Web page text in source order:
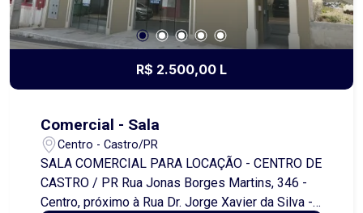
R$ 2.500,00 L
Comercial - Sala
Centro - Castro/PR
SALA COMERCIAL PARA LOCAÇÃO - CENTRO DE
CASTRO / PR Rua Jonas Borges Martins, 346 -
Centro, próximo à Rua Dr. Jorge Xavier da Silva -